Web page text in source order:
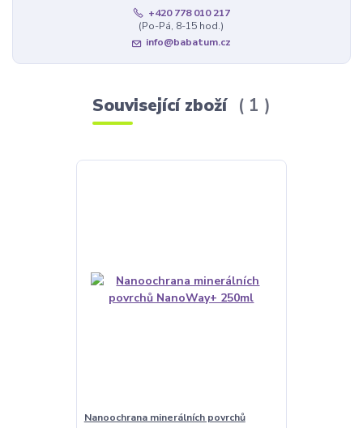
+420 778 010 217
(Po-Pá, 8-15 hod.)
info@babatum.cz
Související zboží 1
Nanoochrana minerálních povrchů